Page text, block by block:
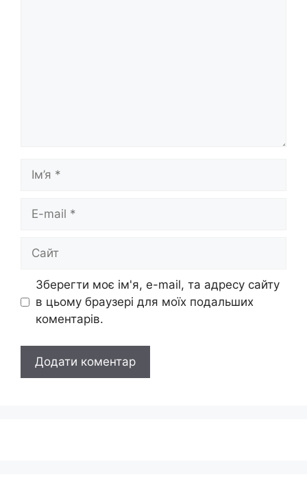
Ім’я
Сайт
Зберегти моє ім'я, e-mail, та адресу сайту
в цьому браузері для моїх подальших
коментарів.